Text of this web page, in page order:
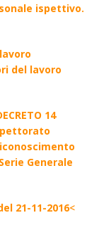
ispettivo.
del lavoro
14
Generale
21-11-2016<